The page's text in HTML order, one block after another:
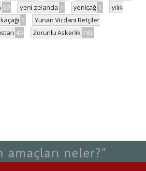
59 yeni zelanda 1 yeniçağ 1
yılık
2
Yunan Vicdani Retçiler
40 Zorunlu Askerlik 183